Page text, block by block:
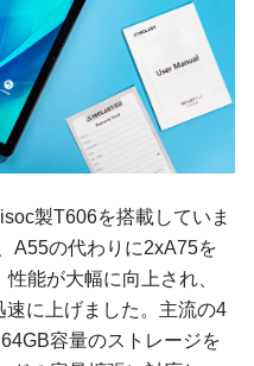
製T606を搭載していま
A55の代わりに2xA75を
能が大幅に向上され、
に上げました。主流の4
容量のストレージを